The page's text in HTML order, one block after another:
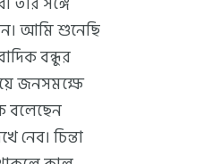
আমি শুনেছি
বন্ধুর
জনসমক্ষে
বলেছেন
নেব। চিন্তা